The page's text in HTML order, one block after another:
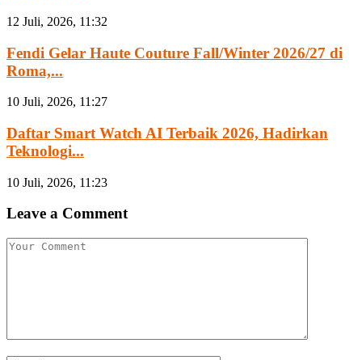
12 Juli, 2026, 11:32
Fendi Gelar Haute Couture Fall/Winter 2026/27 di
Roma,...
10 Juli, 2026, 11:27
Daftar Smart Watch AI Terbaik 2026, Hadirkan
Teknologi...
10 Juli, 2026, 11:23
Leave a Comment